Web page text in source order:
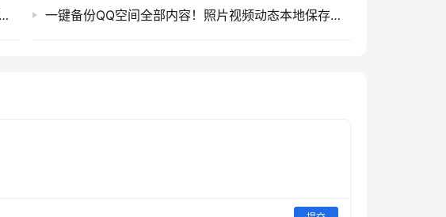
970首宣传片BGM商用无版权，6G音效素材多场景适用 一键备份QQ空间全部内容！照片视频动态本地保存，QzoneArchive开源工具